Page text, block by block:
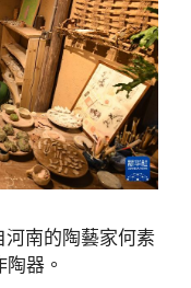
南的陶藝家何素
器。